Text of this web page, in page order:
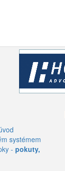
systémem
- pokuty,